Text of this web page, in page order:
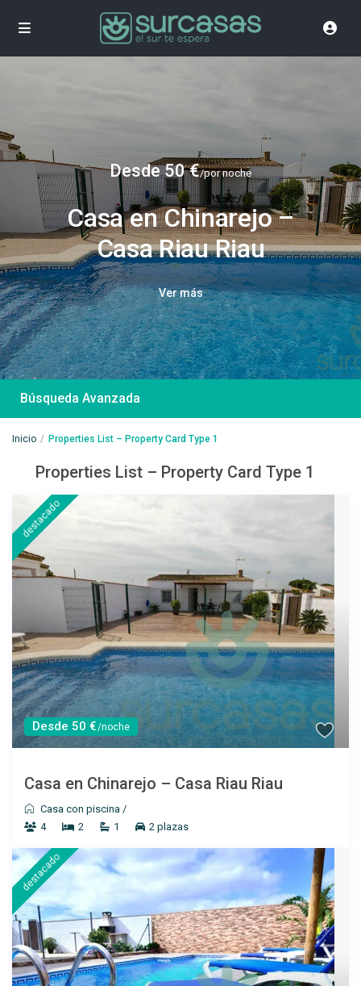
Desde 50 €/por noche
Casa en Chinarejo –
Casa Riau Riau
Ver más
Desde 85 €/por noche
Casa Irene – Casa en
El Colorado
Ver más
Desde 65 €
Chalet en Chinarejo –
Casa Miki II
Ver más
Búsqueda Avanzada
Inicio Properties List – Property Card Type 1
Properties List – Property Card Type 1
Desde 50 €/noche
destacado
Casa en Chinarejo – Casa Riau Riau
Casa con piscina /
4
2 1 2 plazas
destacado